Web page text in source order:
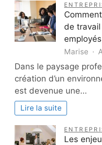
de
Marise
Dans le paysage
création d’un
est devenue une…
Lire la suite
Les